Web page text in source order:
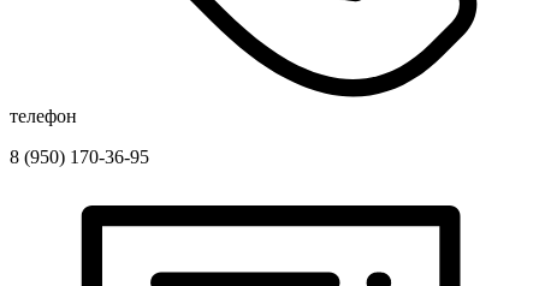
телефон
8 (950) 170-36-95